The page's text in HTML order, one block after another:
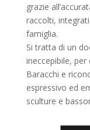
grazie
raccolti,
famiglia.
Si tratta di un
ineccepibile, per
Baracchi e
espressivo ed
sculture e